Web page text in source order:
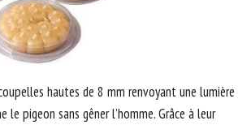
hautes de 8 mm renvoyant une lumière
pigeon sans gêner l’homme. Grâce à leur